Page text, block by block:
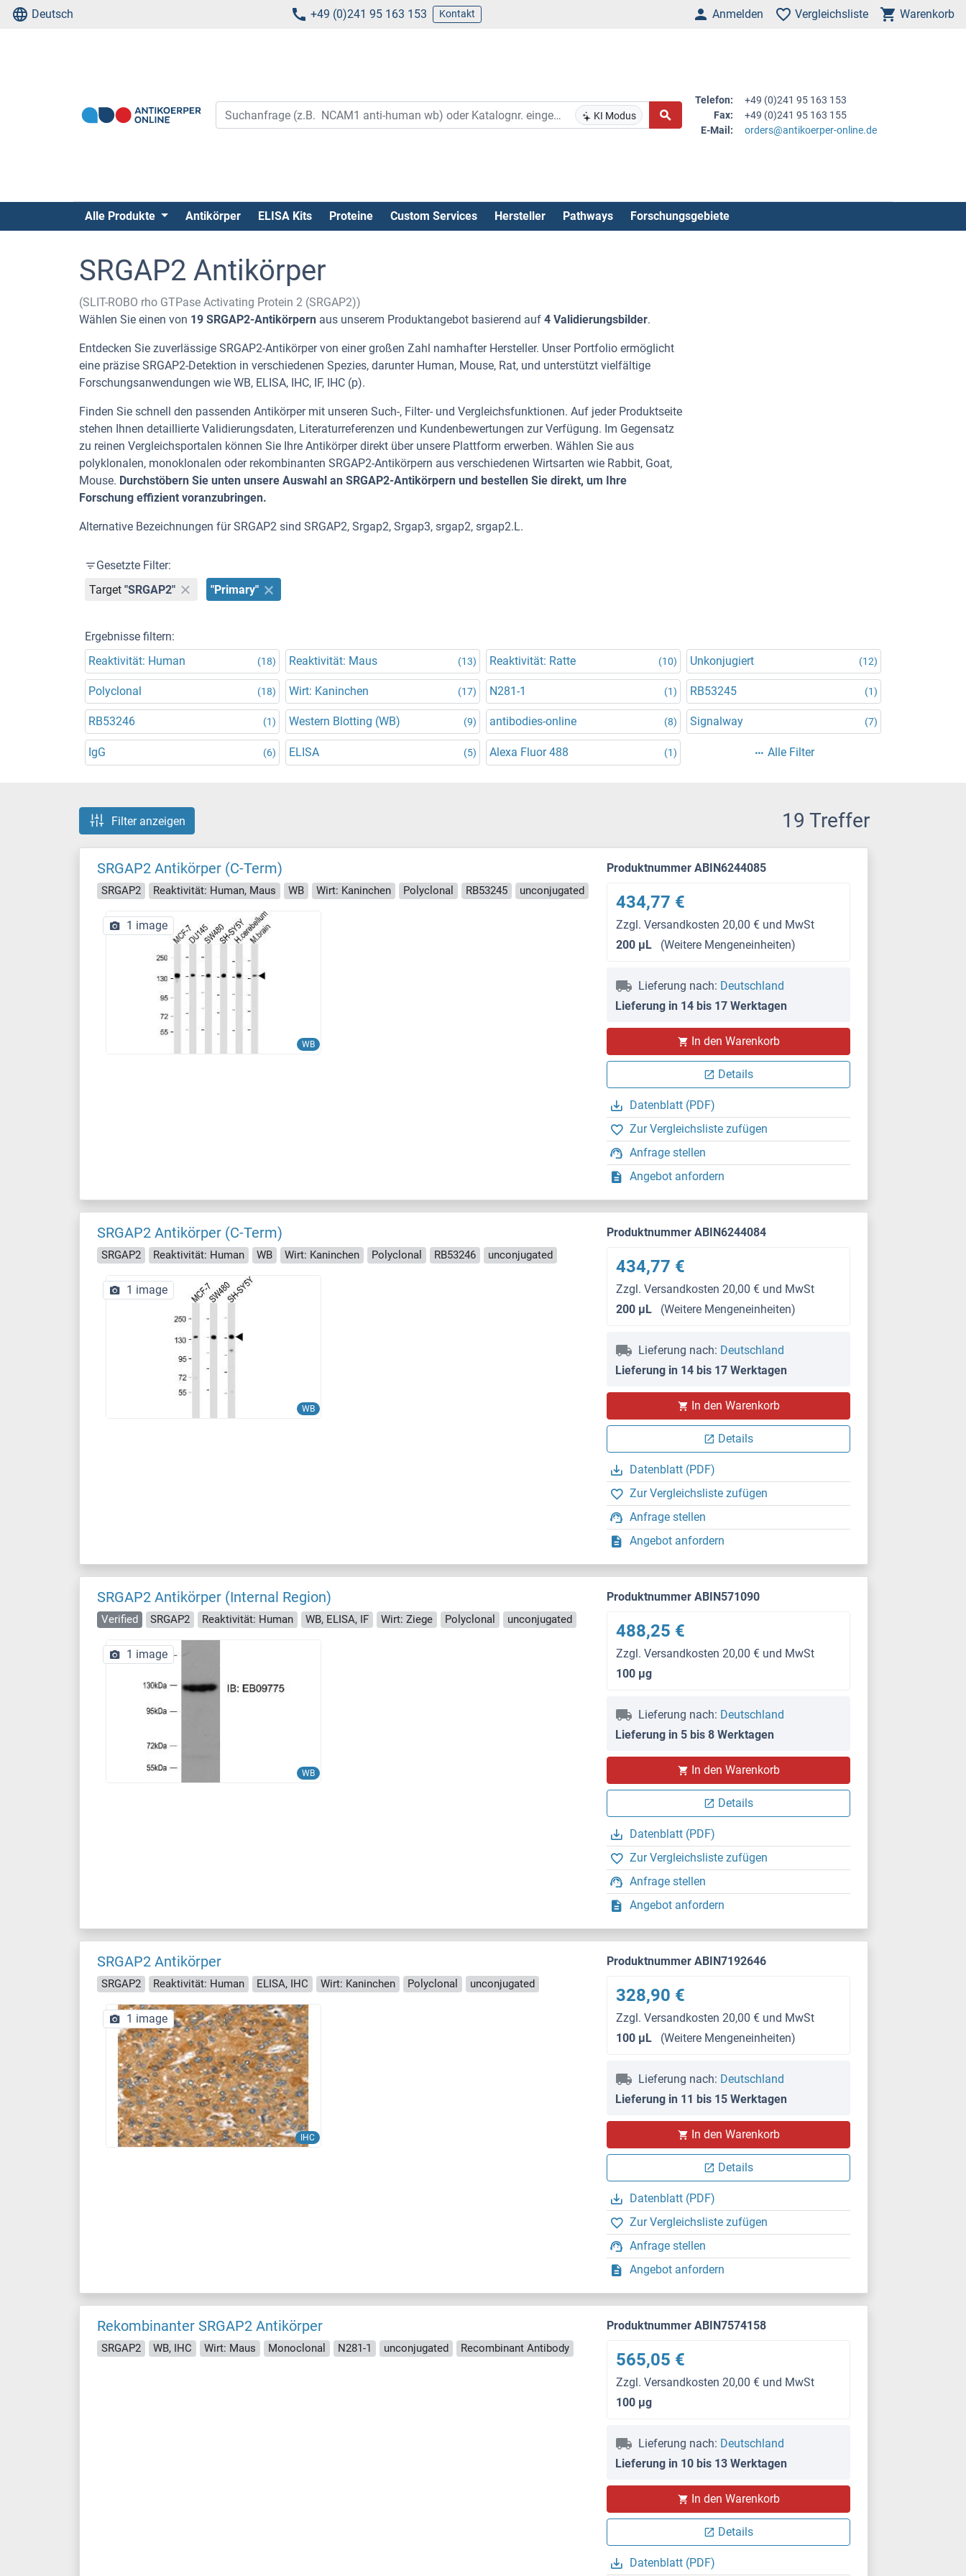
Deutsch +49 (0)241 95 163 153 Kontakt Anmelden Vergleichsliste Warenkorb
KI Modus
Telefon:
+49 (0)241 95 163 153
Fax:
+49 (0)241 95 163 155
E-Mail:
orders@antikoerper-online.de
Alle Produkte Antikörper ELISA Kits Proteine Custom Services Hersteller Pathways Forschungsgebiete
SRGAP2 Antikörper
(SLIT-ROBO rho GTPase Activating Protein 2 (SRGAP2))
Wählen Sie einen von 19 SRGAP2-Antikörpern aus unserem Produktangebot basierend auf 4 Validierungsbilder.
Entdecken Sie zuverlässige SRGAP2-Antikörper von einer großen Zahl namhafter Hersteller. Unser Portfolio ermöglicht
eine präzise SRGAP2-Detektion in verschiedenen Spezies, darunter Human, Mouse, Rat, und unterstützt vielfältige
Forschungsanwendungen wie WB, ELISA, IHC, IF, IHC (p).
Finden Sie schnell den passenden Antikörper mit unseren Such-, Filter- und Vergleichsfunktionen. Auf jeder Produktseite
stehen Ihnen detaillierte Validierungsdaten, Literaturreferenzen und Kundenbewertungen zur Verfügung. Im Gegensatz
zu reinen Vergleichsportalen können Sie Ihre Antikörper direkt über unsere Plattform erwerben. Wählen Sie aus
polyklonalen, monoklonalen oder rekombinanten SRGAP2-Antikörpern aus verschiedenen Wirtsarten wie Rabbit, Goat,
Mouse. Durchstöbern Sie unten unsere Auswahl an SRGAP2-Antikörpern und bestellen Sie direkt, um Ihre
Forschung effizient voranzubringen.
Alternative Bezeichnungen für SRGAP2 sind SRGAP2, Srgap2, Srgap3, srgap2, srgap2.L.
Gesetzte Filter:
Target "SRGAP2" "Primary"
Ergebnisse filtern:
Reaktivität: Human
(18) Reaktivität: Maus (13) Reaktivität: Ratte (10) Unkonjugiert (12)
Polyclonal (18) Wirt: Kaninchen (17) N281-1 (1) RB53245 (1)
RB53246 (1) Western Blotting (WB) (9) antibodies-online (8) Signalway (7)
IgG (6) ELISA (5) Alexa Fluor 488 (1) Alle Filter
Filter anzeigen 19 Treffer
SRGAP2 Antikörper (C-Term)
SRGAP2 Reaktivität: Human, Maus WB Wirt: Kaninchen Polyclonal RB53245 unconjugated
WB
1 image
Produktnummer ABIN6244085
434,77 €
Zzgl. Versandkosten 20,00 € und MwSt
200 μL
(Weitere Mengeneinheiten)
Lieferung nach: Deutschland
Lieferung in 14 bis 17 Werktagen
In den Warenkorb
Details
Datenblatt (PDF)
Zur Vergleichsliste zufügen
Anfrage stellen
Angebot anfordern
SRGAP2 Antikörper (C-Term)
SRGAP2 Reaktivität: Human WB Wirt: Kaninchen Polyclonal RB53246 unconjugated
WB
1 image
Produktnummer ABIN6244084
434,77 €
Zzgl. Versandkosten 20,00 € und MwSt
200 μL
(Weitere Mengeneinheiten)
Lieferung nach: Deutschland
Lieferung in 14 bis 17 Werktagen
In den Warenkorb
Details
Datenblatt (PDF)
Zur Vergleichsliste zufügen
Anfrage stellen
Angebot anfordern
SRGAP2 Antikörper (Internal Region)
Verified SRGAP2 Reaktivität: Human WB, ELISA, IF Wirt: Ziege Polyclonal unconjugated
WB
1 image
Produktnummer ABIN571090
488,25 €
Zzgl. Versandkosten 20,00 € und MwSt
100 μg
Lieferung nach: Deutschland
Lieferung in 5 bis 8 Werktagen
In den Warenkorb
Details
Datenblatt (PDF)
Zur Vergleichsliste zufügen
Anfrage stellen
Angebot anfordern
SRGAP2 Antikörper
SRGAP2 Reaktivität: Human ELISA, IHC Wirt: Kaninchen Polyclonal unconjugated
IHC
1 image
Produktnummer ABIN7192646
328,90 €
Zzgl. Versandkosten 20,00 € und MwSt
100 μL
(Weitere Mengeneinheiten)
Lieferung nach: Deutschland
Lieferung in 11 bis 15 Werktagen
In den Warenkorb
Details
Datenblatt (PDF)
Zur Vergleichsliste zufügen
Anfrage stellen
Angebot anfordern
Rekombinanter SRGAP2 Antikörper
SRGAP2 WB, IHC Wirt: Maus Monoclonal N281-1 unconjugated Recombinant Antibody
Produktnummer ABIN7574158
565,05 €
Zzgl. Versandkosten 20,00 € und MwSt
100 μg
Lieferung nach: Deutschland
Lieferung in 10 bis 13 Werktagen
In den Warenkorb
Details
Datenblatt (PDF)